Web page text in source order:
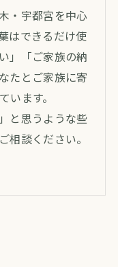
・宇都宮を中心
はできるだけ使
」「ご家族の納
たとご家族に寄
います。
と思うような些
相談ください。